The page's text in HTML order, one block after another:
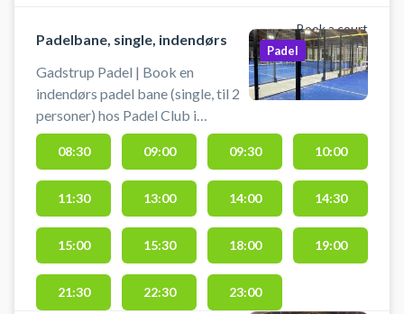
Book a court
Padelbane, single, indendørs
Gadstrup Padel | Book en
indendørs padel bane (single, til 2
personer) hos Padel Club i
Roskilde. Lej padelbanen og spil
padel indendørs på en singlebane
hos Padel Club i Gadstrup.
Lånebats er altid inkluderet i
banelejen, men vi garanterer ikke
lånebats tilstand, grundet
misvelligeholdelse fra spillende
gæster. Bolde kan købes i
centeret. Der er omklædningsrum
Padel
08:30 09:00 09:30 10:00
11:30 13:00 14:00 14:30
15:00 15:30 18:00 19:00
21:30 22:30 23:00